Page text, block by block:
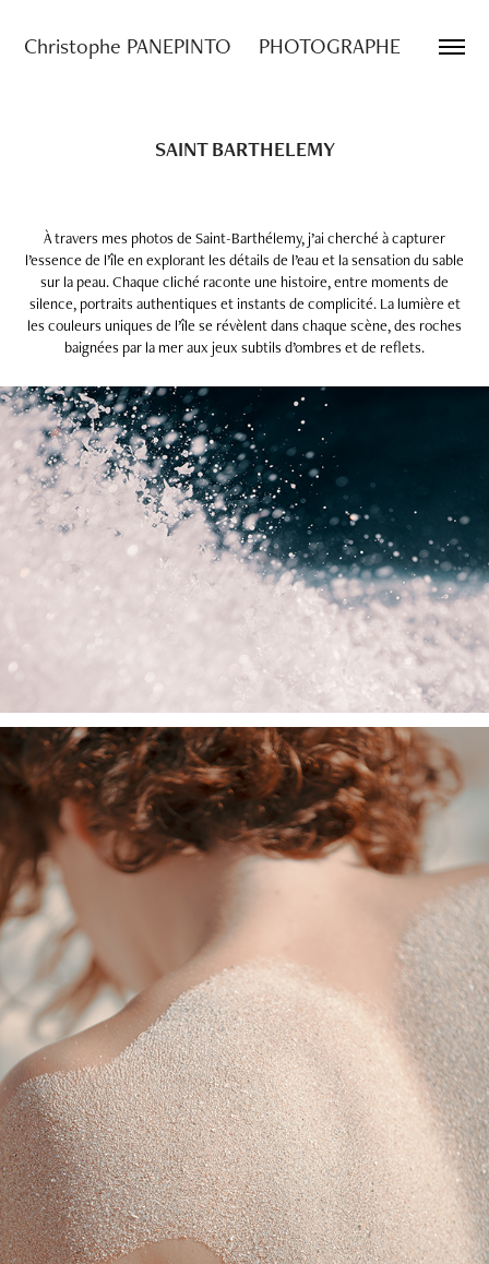
Christophe PANEPINTO     PHOTOGRAPHE
SAINT BARTHELEMY
À travers mes photos de Saint-Barthélemy, j’ai cherché à capturer
l’essence de l’île en explorant les détails de l’eau et la sensation du sable
sur la peau. Chaque cliché raconte une histoire, entre moments de
silence, portraits authentiques et instants de complicité. La lumière et
les couleurs uniques de l’île se révèlent dans chaque scène, des roches
baignées par la mer aux jeux subtils d’ombres et de reflets.